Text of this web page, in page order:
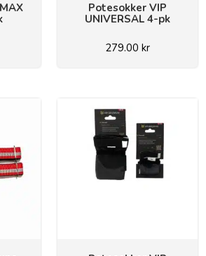
Potesokker VIP
UNIVERSAL 4-pk
279.00 kr